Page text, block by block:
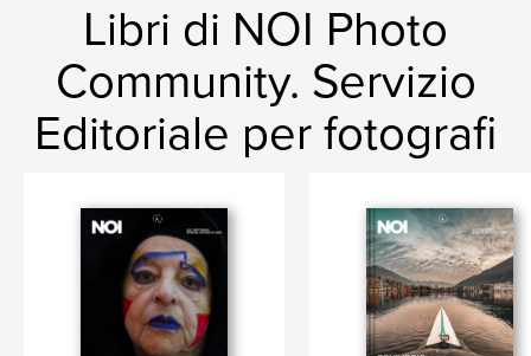
Libri di NOI Photo
Community. Servizio
Editoriale per fotografi